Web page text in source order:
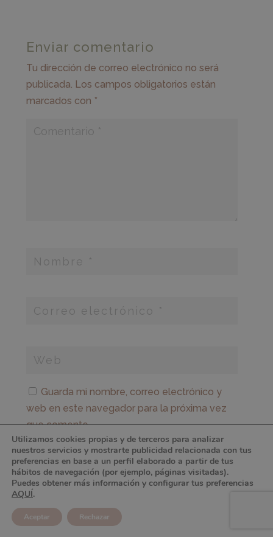
Enviar comentario
Tu dirección de correo electrónico no será
publicada. Los campos obligatorios están
marcados con *
Guarda mi nombre, correo electrónico y
web en este navegador para la próxima vez
que comente.
Por favor, introduce una respuesta en dígitos:
dos × 4 =
Utilizamos cookies propias y de terceros para analizar
nuestros servicios y mostrarte publicidad relacionada con tus
preferencias en base a un perfil elaborado a partir de tus
hábitos de navegación (por ejemplo, páginas visitadas).
Puedes obtener más información y configurar tus preferencias
AQUÍ.
Aceptar Rechazar